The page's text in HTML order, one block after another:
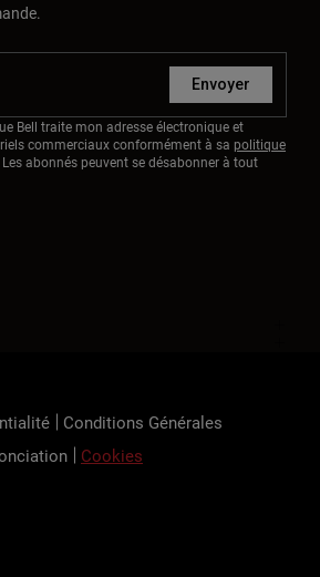
Envoyer
Bell traite mon adresse électronique et
commerciaux conformément à sa politique
Les abonnés peuvent se désabonner à tout
Conditions Générales
Cookies